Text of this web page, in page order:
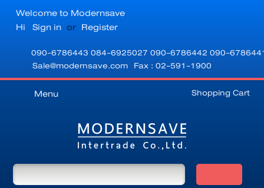
Welcome to Modernsave
Hi Sign in or Register
090-6786443 084-6925027 090-6786442 090-
Sale@modernsave.com Fax : 02-591-1900
Shopping Cart
Menu